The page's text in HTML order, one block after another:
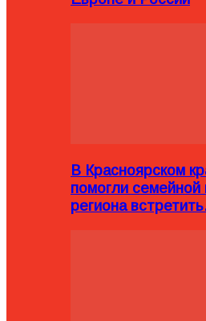
В Красноярском
помогли семейной
региона